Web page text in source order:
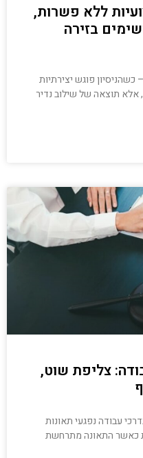
ללא פשרות,
בזירה
פוגש יצירתיות
אלא תוצאה של שילוב נדיר
צליפת שוט,
עבודה נפגעי תאונות
כאשר התאונה מתרחשת